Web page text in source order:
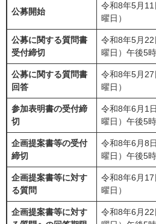
公募開始
令和8年5月11
曜日）
公募に関する質問書
受付締切
令和8年5月22
曜日）午後5
公募に関する質問書
回答
令和8年5月27
曜日）
参加表明書の受付締
切
令和8年6月1
曜日）午後5
企画提案書等の受付
締切
令和8年6月8
曜日）午後5
企画提案書等に対す
る質問
令和8年6月17
曜日）
企画提案書等に対す
令和8年6月22